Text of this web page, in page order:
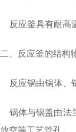
反应釜具有耐高
二、反应釜的结构
反应锅由锅体、
锅体与锅盖由法
放空等工艺管孔。